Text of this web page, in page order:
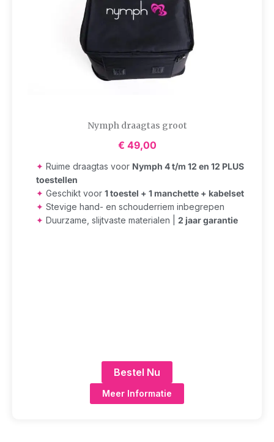
Nymph draagtas groot
€ 49,00
✦ Ruime draagtas voor Nymph 4 t/m 12 en 12 PLUS
toestellen
✦ Geschikt voor 1 toestel + 1 manchette + kabelset
✦ Stevige hand- en schouderriem inbegrepen
✦ Duurzame, slijtvaste materialen | 2 jaar garantie
Bestel Nu
Meer Informatie